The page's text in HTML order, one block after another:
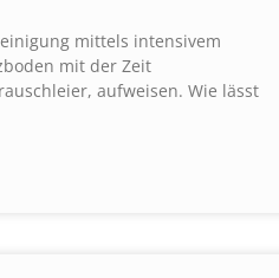
mittels intensivem
mit der Zeit
aufweisen. Wie lässt